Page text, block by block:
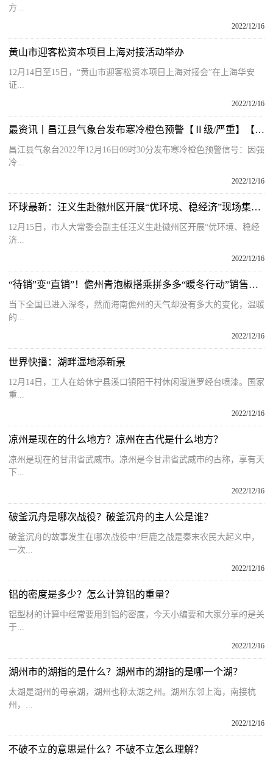
方...
2022/12/16
黄山市迎客松资本项目上海对接活动举办
12月14日至15日，“黄山市迎客松资本项目上海对接会”在上海华安
证...
2022/12/16
最资讯丨昌江县气象台发布寒冷橙色预警【Ⅱ级/严重】【2022-12-16】
昌江县气象台2022年12月16日09时30分发布寒冷橙色预警信号：因强
冷...
2022/12/16
环球最新：汪义生赴徽州区开展“优环境、稳经济”现场集中办公走访活动
12月15日，市人大常委会副主任汪义生赴徽州区开展“优环境、稳经
济...
2022/12/16
“待销”变“直销”！儋州青泡椒搭乘拼多多“暖冬行动”销售专车
当下全国已进入深冬，然而海南儋州的天气却没有多大的变化，温暖
的...
2022/12/16
世界快播：湖畔湿地添新景
12月14日，工人在给休宁县溪口镇阳干村休闲漫道罗经台喷漆。国家
重...
2022/12/16
凉州是现在的什么地方？凉州在古代是什么地方？
凉州是现在的甘肃省武威市。凉州是今甘肃省武威市的古称，享有天
下...
2022/12/16
破釜沉舟是哪次战役？破釜沉舟的主人公是谁？
破釜沉舟的故事发生在哪次战役中?巨鹿之战是秦末农民大起义中，
一次...
2022/12/16
铝的密度是多少？怎么计算铝的重量？
铝型材的计算中经常要用到铝的密度，今天小编要和大家分享的是关
于...
2022/12/16
湖州市的湖指的是什么？湖州市的湖指的是哪一个湖？
太湖是湖州的母亲湖，湖州也称太湖之州。湖州东邻上海，南接杭
州，...
2022/12/16
不破不立的意思是什么？不破不立怎么理解？